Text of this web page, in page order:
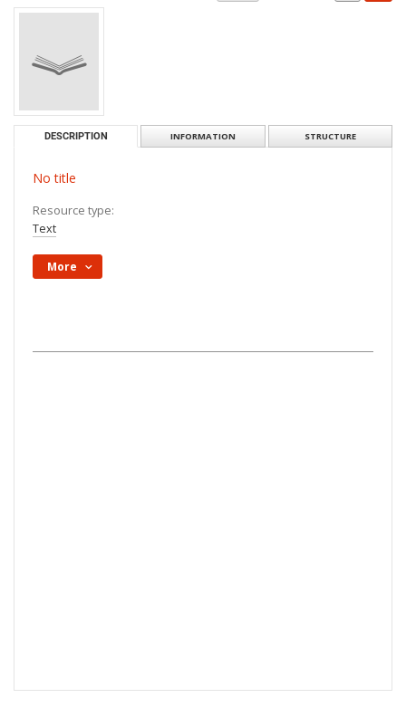
DESCRIPTION INFORMATION STRUCTURE
No title
Resource type:
Text
More